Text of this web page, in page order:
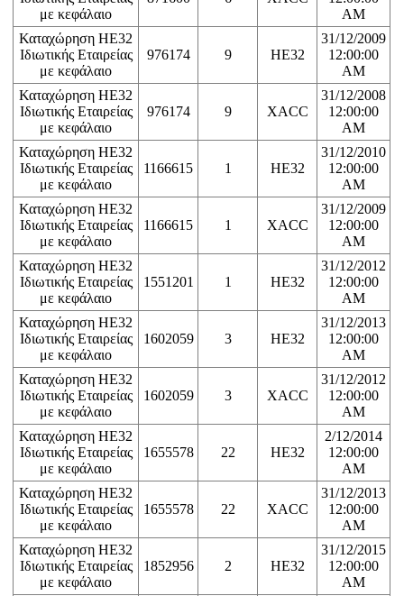
με κεφάλαιο
AM
Καταχώρηση ΗΕ32
Ιδιωτικής Εταιρείας
με κεφάλαιο
976174 9 HE32
31/12/2009
12:00:00
AM
Καταχώρηση ΗΕ32
Ιδιωτικής Εταιρείας
με κεφάλαιο
976174 9 XACC
31/12/2008
12:00:00
AM
Καταχώρηση ΗΕ32
Ιδιωτικής Εταιρείας
με κεφάλαιο
1166615 1 HE32
31/12/2010
12:00:00
AM
Καταχώρηση ΗΕ32
Ιδιωτικής Εταιρείας
με κεφάλαιο
1166615 1 XACC
31/12/2009
12:00:00
AM
Καταχώρηση ΗΕ32
Ιδιωτικής Εταιρείας
με κεφάλαιο
1551201 1 HE32
31/12/2012
12:00:00
AM
Καταχώρηση ΗΕ32
Ιδιωτικής Εταιρείας
με κεφάλαιο
1602059 3 HE32
31/12/2013
12:00:00
AM
Καταχώρηση ΗΕ32
Ιδιωτικής Εταιρείας
με κεφάλαιο
1602059 3 XACC
31/12/2012
12:00:00
AM
Καταχώρηση ΗΕ32
Ιδιωτικής Εταιρείας
με κεφάλαιο
1655578 22 HE32
2/12/2014
12:00:00
AM
Καταχώρηση ΗΕ32
Ιδιωτικής Εταιρείας
με κεφάλαιο
1655578 22 XACC
31/12/2013
12:00:00
AM
Καταχώρηση ΗΕ32
Ιδιωτικής Εταιρείας
με κεφάλαιο
1852956 2 HE32
31/12/2015
12:00:00
AM